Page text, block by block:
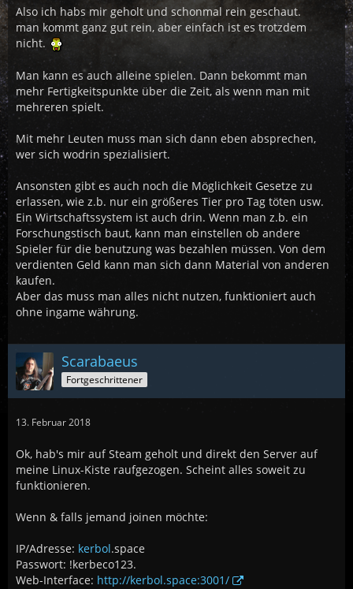
Also ich habs mir geholt und schonmal rein geschaut.
man kommt ganz gut rein, aber einfach ist es trotzdem
nicht.
Man kann es auch alleine spielen. Dann bekommt man
mehr Fertigkeitspunkte über die Zeit, als wenn man mit
mehreren spielt.
Mit mehr Leuten muss man sich dann eben absprechen,
wer sich wodrin spezialisiert.
Ansonsten gibt es auch noch die Möglichkeit Gesetze zu
erlassen, wie z.b. nur ein größeres Tier pro Tag töten usw.
Ein Wirtschaftssystem ist auch drin. Wenn man z.b. ein
Forschungstisch baut, kann man einstellen ob andere
Spieler für die benutzung was bezahlen müssen. Von dem
verdienten Geld kann man sich dann Material von anderen
kaufen.
Aber das muss man alles nicht nutzen, funktioniert auch
ohne ingame währung.
Scarabaeus
Fortgeschrittener
13. Februar 2018
Ok, hab's mir auf Steam geholt und direkt den Server auf
meine Linux-Kiste raufgezogen. Scheint alles soweit zu
funktionieren.
Wenn & falls jemand joinen möchte:
IP/Adresse: kerbol.space
Passwort: !kerbeco123.
Web-Interface: http://kerbol.space:3001/